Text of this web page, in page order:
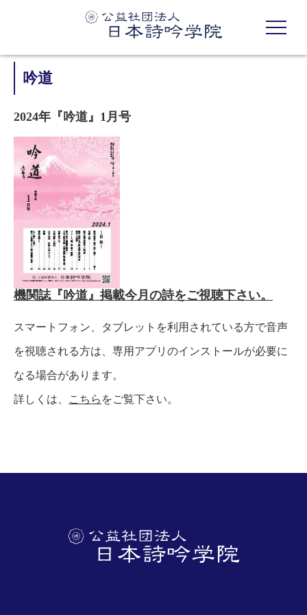
吟道
2024年『吟道』1月号
機関誌『吟道』掲載今月の詩をご視聴下さい。
スマートフォン、タブレットを利用されている方で音声
を視聴される方は、専用アプリのインストールが必要に
なる場合があります。
詳しくは、 こちら をご覧下さい。